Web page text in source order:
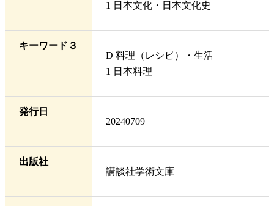
1 日本文化・日本文化史
キーワード３
D 料理（レシピ）・生活
1 日本料理
発行日
20240709
出版社
講談社学術文庫